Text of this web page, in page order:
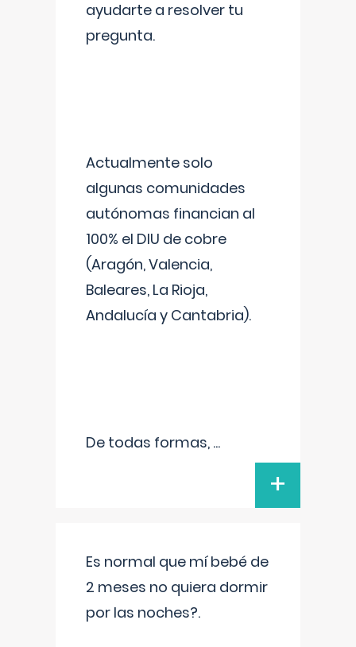
ayudarte a resolver tu
pregunta.
Actualmente solo
algunas comunidades
autónomas financian al
100% el DIU de cobre
(Aragón, Valencia,
Baleares, La Rioja,
Andalucía y Cantabria).
De todas formas, ...
+
Es normal que mí bebé de
2 meses no quiera dormir
por las noches?.